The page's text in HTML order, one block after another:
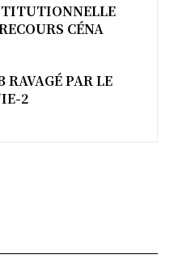
CÉNA
RAVAGÉ PAR LE
2